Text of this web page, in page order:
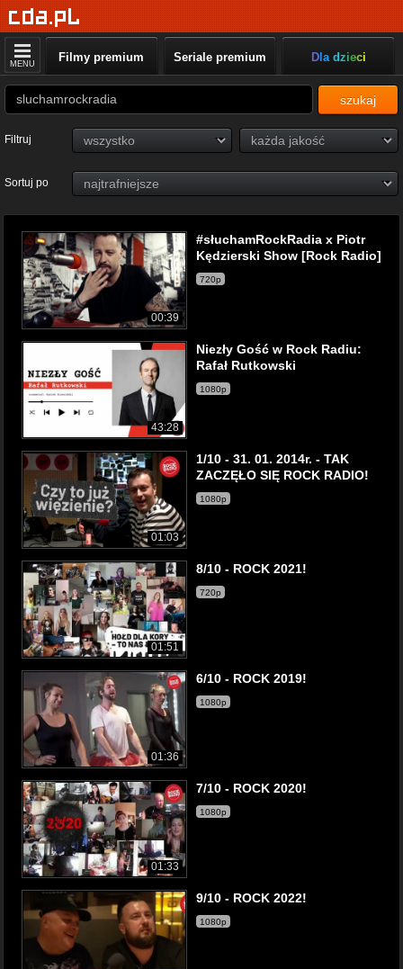
MENU Filmy premium Seriale premium Dla dzieci
szukaj
Filtruj
Sortuj po
00:39
#słuchamRockRadia x Piotr
Kędzierski Show [Rock Radio]
720p
43:28
Niezły Gość w Rock Radiu:
Rafał Rutkowski
1080p
01:03
1/10 - 31. 01. 2014r. - TAK
ZACZĘŁO SIĘ ROCK RADIO!
1080p
01:51
8/10 - ROCK 2021!
720p
01:36
6/10 - ROCK 2019!
1080p
01:33
7/10 - ROCK 2020!
1080p
9/10 - ROCK 2022!
1080p